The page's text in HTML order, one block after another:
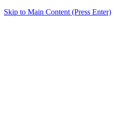
Skip to Main Content (Press Enter)